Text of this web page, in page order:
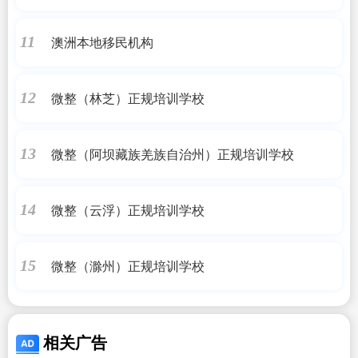
11 澳洲本地移民机构
12 微整（林芝）正规培训学校
13 微整（阿坝藏族羌族自治州）正规培训学校
14 微整（云浮）正规培训学校
15 微整（滁州）正规培训学校
相关广告